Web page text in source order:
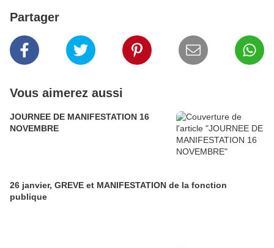
Partager
Vous aimerez aussi
JOURNEE DE MANIFESTATION 16
NOVEMBRE
26 janvier, GREVE et MANIFESTATION de la fonction
publique